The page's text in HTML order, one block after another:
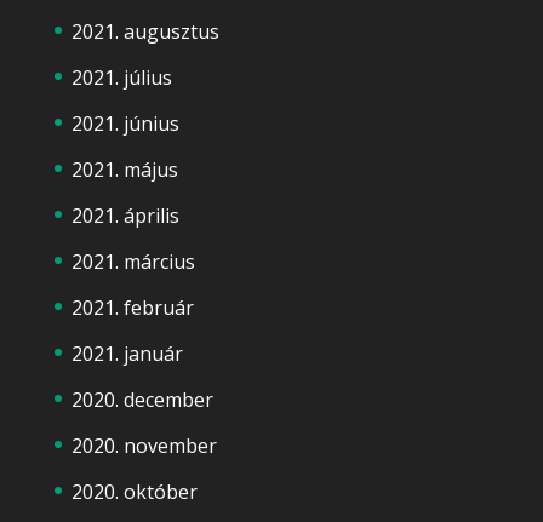
2021. augusztus
2021. július
2021. június
2021. május
2021. április
2021. március
2021. február
2021. január
2020. december
2020. november
2020. október